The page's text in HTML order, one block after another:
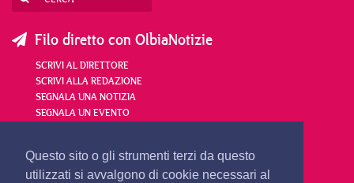
Questo sito o gli strumenti terzi da questo
utilizzati si avvalgono di cookie necessari al
Filo diretto con OlbiaNotizie
SCRIVI AL DIRETTORE
SCRIVI ALLA REDAZIONE
SEGNALA UNA NOTIZIA
SEGNALA UN EVENTO
redazione@olbianotizie.it